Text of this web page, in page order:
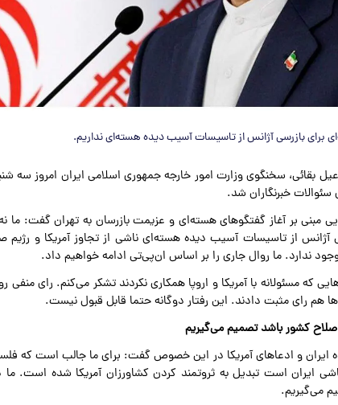
برای بازرسی آژانس از تاسیسات آسیب دیده هسته‌ای نداریم.
خبرنگاران شد.
مبنی بر آغاز گفتگوهای هسته‌ای و عزیمت بازرسان به تهران گفت: ما
آژانس از تاسیسات آسیب دیده هسته‌ای ناشی از تجاوز آمریکا و رژیم
ندارد. ما روال جاری را بر اساس ان‌پی‌تی ادامه خواهیم داد.
که مسئولانه با آمریکا و اروپا همکاری نکردند تشکر می‌کنم. رای منفی
هم رای مثبت دادند. این رفتار دوگانه حتما قابل قبول نیست.
صلاح کشور باشد تصمیم می‌گیریم
ایران و ادعاهای آمریکا در این خصوص گفت: برای ما جالب است که
ایران است تبدیل به ثروتمند کردن کشاورزان آمریکا شده است. ما
می‌گیریم.